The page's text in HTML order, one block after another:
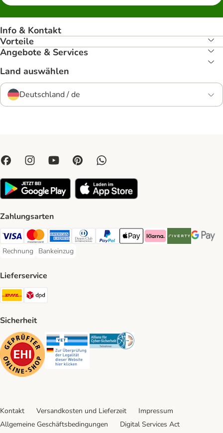
Info & Kontakt
Vorteile
Angebote & Services
Land auswählen
Deutschland / de
Zahlungsarten
Visa Payment Method
Mastercard Payment Method
American Express Payment Method
Diners Club Payment Method
PayPal Payment Method
Apple Pay Payment Method
Klarna Payment Method
Riverty Payment
Google
Rechnung
Rechnung Payment Method
Bankeinzug
Bankeinzug Payment Method
Lieferservice
DHL Shipping Method
Sicherheit
Security Security Security
Kontakt Versandkosten und Lieferzeit
Impressum
Allgemeine Geschäftsbedingungen
Digital Services Act